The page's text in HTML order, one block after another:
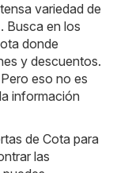
variedad de
. Busca en los
donde
y descuentos.
eso no es
información
de Cota para
las